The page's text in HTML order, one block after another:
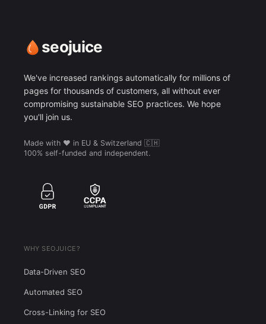
seojuice
We've increased rankings automatically for millions of
pages for thousands of customers, all without ever
compromising sustainable SEO practices. We hope
you'll join us.
Made with ❤️ in EU & Switzerland 🇨🇭
100% self-funded and independent.
WHY SEOJUICE?
Data-Driven SEO
Automated SEO
Cross-Linking for SEO